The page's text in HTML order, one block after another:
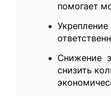
помогает
Снижение
снизить